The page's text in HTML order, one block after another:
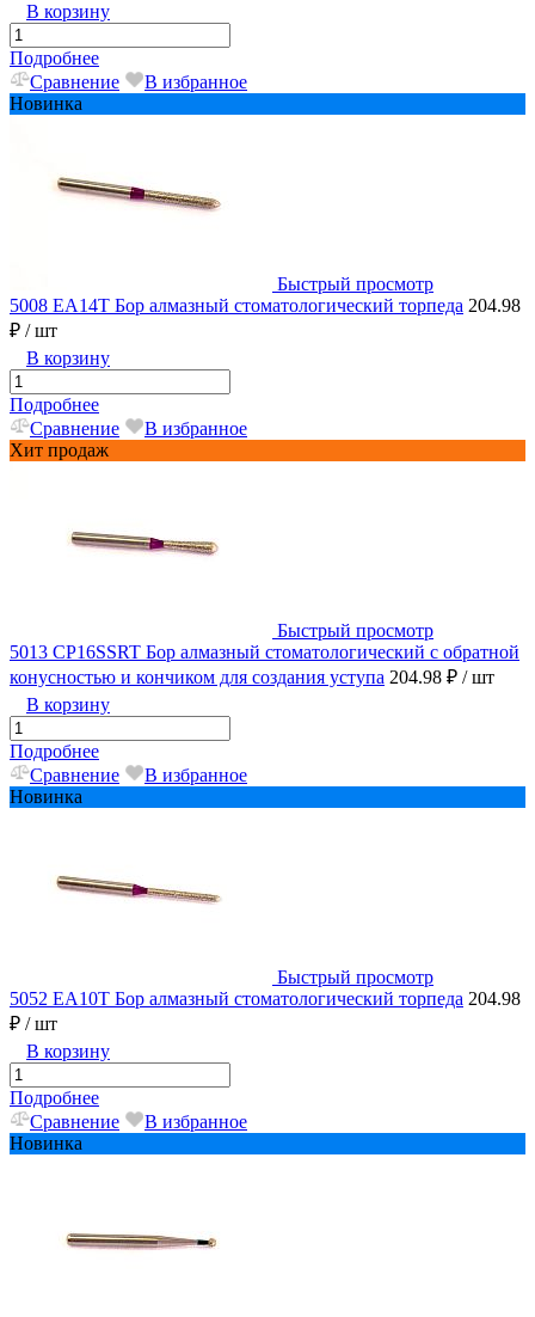
В корзину
Подробнее
Сравнение
В избранное
Новинка
Быстрый просмотр
5008 EA14T Бор алмазный стоматологический торпеда 204.98
₽ / шт
В корзину
Подробнее
Сравнение
В избранное
Хит продаж
Быстрый просмотр
5013 CP16SSRT Бор алмазный стоматологический с обратной
конусностью и кончиком для создания уступа 204.98 ₽ / шт
В корзину
Подробнее
Сравнение
В избранное
Новинка
Быстрый просмотр
5052 EA10T Бор алмазный стоматологический торпеда 204.98
₽ / шт
В корзину
Подробнее
Сравнение
В избранное
Новинка